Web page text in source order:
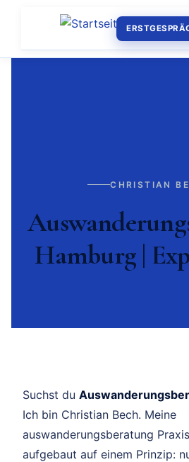
CHRISTIAN
Hamburg |
Suchst du
Ich bin Christian Bech. Meine
auswanderungsberatung
aufgebaut auf einem Prinzip: